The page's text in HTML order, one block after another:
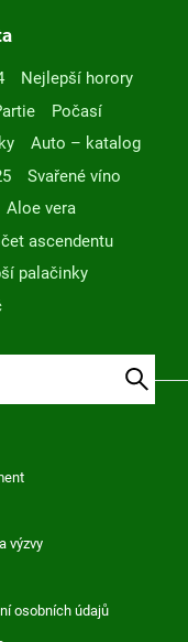
Nejlepší horory
Počasí
Auto – katalog
Svařené víno
Aloe vera
ascendentu
palačinky
výzvy
osobních údajů